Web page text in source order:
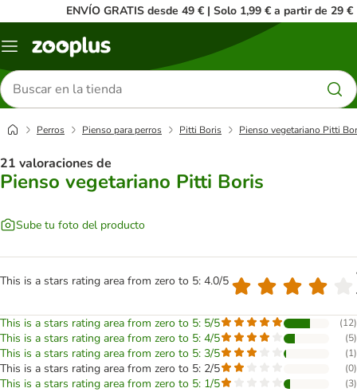
ENVÍO GRATIS desde 49 € | Solo 1,99 € a partir de 29 €
Menú
Buscar
productos
Perros Pienso para perros Pitti Boris Pienso vegetariano Pitti
21 valoraciones de
Pienso vegetariano Pitti Boris
Sube tu foto del producto
This is a stars rating area from zero to 5: 4.0/5
This is a stars rating area from zero to 5: 5/5 (12)
This is a stars rating area from zero to 5: 4/5 (5)
This is a stars rating area from zero to 5: 3/5 (1)
This is a stars rating area from zero to 5: 2/5 (0)
This is a stars rating area from zero to 5: 1/5 (3)